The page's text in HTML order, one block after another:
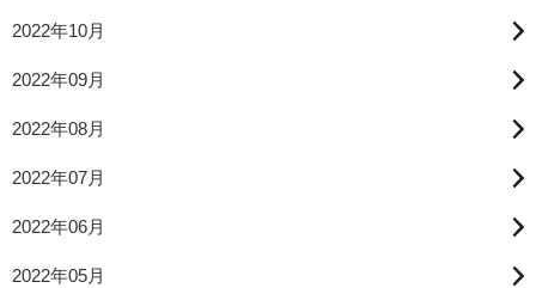
2022年10月
2022年09月
2022年08月
2022年07月
2022年06月
2022年05月